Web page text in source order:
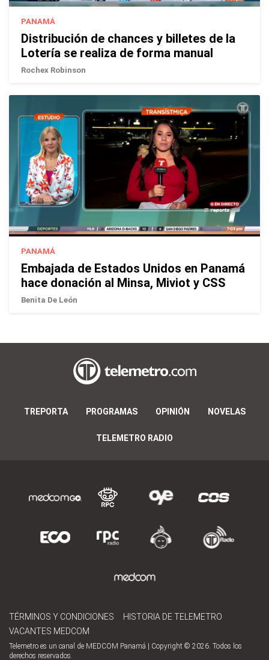
PANAMÁ
Distribución de chances y billetes de la
Lotería se realiza de forma manual
Rochex Robinson
PANAMÁ
Embajada de Estados Unidos en Panamá
hace donación al Minsa, Miviot y CSS
Benita De León
TREPORTA PROGRAMAS OPINIÓN NOVELAS
TELEMETRO RADIO
TÉRMINOS Y CONDICIONES
HISTORIA DE TELEMETRO
VACANTES MEDCOM
Telemetro es un canal de MEDCOM Panamá | Copyright © 2026. Todos los
derechos reservados.